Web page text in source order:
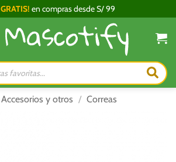
GRATIS! en compras desde S/ 99
Accesorios y otros / Correas